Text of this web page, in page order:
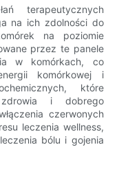
terapeutycznych
na ich zdolności do
na poziomie
przez te panele
w komórkach, co
komórkowej i
które
i dobrego
czerwonych
leczenia wellness,
bólu i gojenia